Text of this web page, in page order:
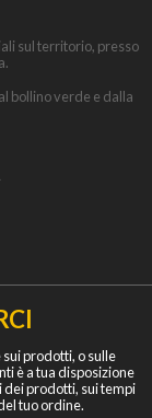
sul territorio, presso
bollino verde e dalla
prodotti, o sulle
è a tua disposizione
dei prodotti, sui tempi
tuo ordine.